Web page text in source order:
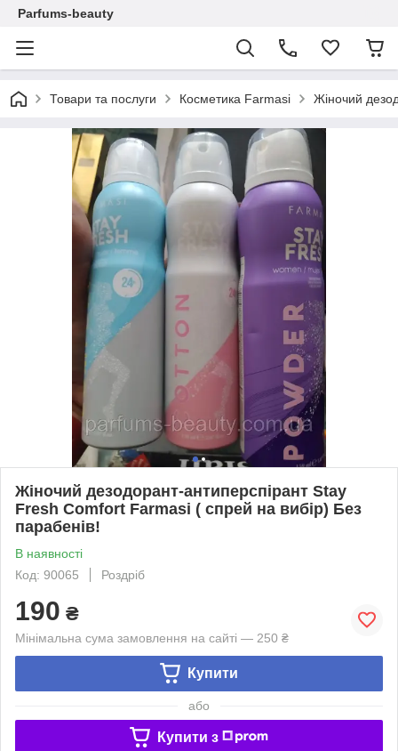
Parfums-beauty
Товари та послуги Косметика Farmasi Жіночий
Жіночий дезодорант-антиперспірант Stay
Fresh Comfort Farmasi ( спрей на вибiр) Без
парабенiв!
В наявності
Код: 90065
Роздріб
190 ₴
Мінімальна сума замовлення на сайті — 250 ₴
Купити
або
Купити з